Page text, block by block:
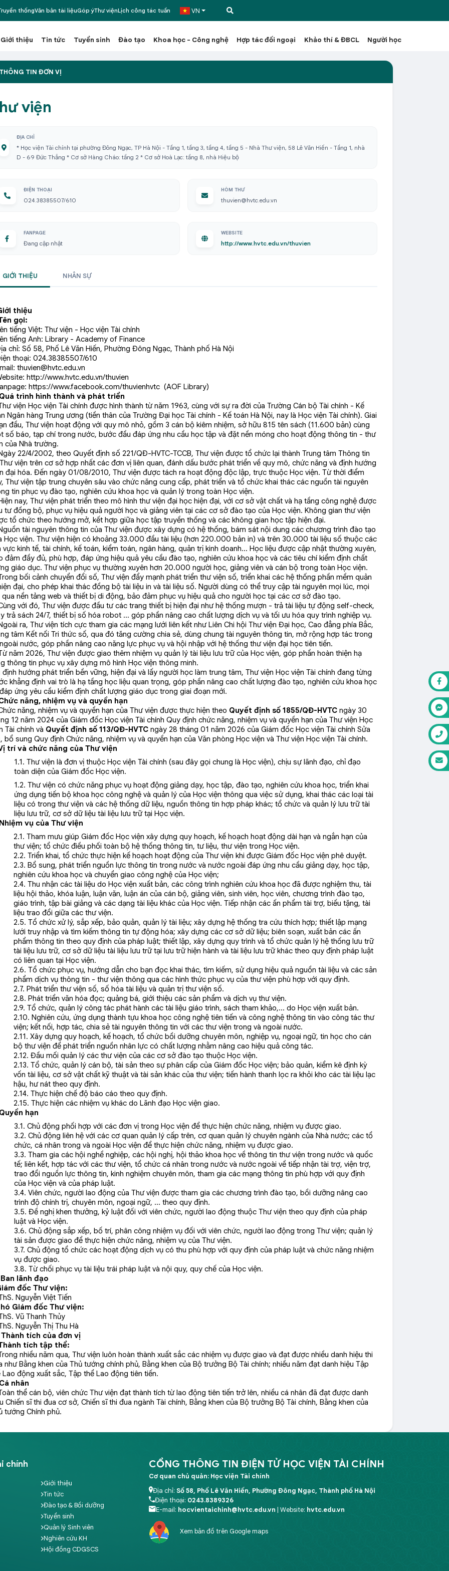
thốngVăn bản tài liệuGóp ýThư việnLịch công tác tuần VN
Giới thiệu Tin tức Tuyển sinh Đào tạo Khoa học - Công nghệ Hợp tác đối ngoại Khảo thí & ĐBCL Người học
TIN ĐƠN VỊ
viện
ĐỊA CHỈ
* Học viện Tài chính tại phường Đông Ngạc, TP Hà Nội - Tầng 1, tầng 3, tầng 4, tầng 5 - Nhà Thư viện, 58 Lê Văn Hiến - Tầng 1, nhà
D - 69 Đức Thắng * Cơ sở Hàng Cháo: tầng 2 * Cơ sở Hoà Lạc: tầng 8, nhà Hiệu bộ
ĐIỆN THOẠI
024.38385507/610
HÒM THƯ
thuvien@hvtc.edu.vn
FANPAGE
Đang cập nhật
WEBSITE
http://www.hvtc.edu.vn/thuvien
GIỚI THIỆU NHÂN SỰ
thiệu
gọi:
tiếng Việt: Thư viện - Học viện Tài chính
tiếng Anh: Library - Academy of Finance
chỉ: Số 58, Phố Lê Văn Hiến, Phường Đông Ngạc, Thành phố Hà Nội
thoại: 024.38385507/610
thuvien@hvtc.edu.vn
http://www.hvtc.edu.vn/thuvien
https://www.facebook.com/thuvienhvtc(AOF Library)
trình hình thành và phát triển
viện Học viện Tài chính được hình thành từ năm 1963, cùng với sự ra đời của Trường Cán bộ Tài chính - Kế
Ngân hàng Trung ương (tiền thân của Trường Đại học Tài chính - Kế toán Hà Nội, nay là Học viện Tài chính). Giai
đầu, Thư viện hoạt động với quy mô nhỏ, gồm 3 cán bộ kiêm nhiệm, sở hữu 815 tên sách (11.600 bản) cùng
số báo, tạp chí trong nước, bước đầu đáp ứng nhu cầu học tập và đặt nền móng cho hoạt động thông tin - thư
của Nhà trường.
22/4/2002, theo Quyết định số 221/QĐ-HVTC-TCCB, Thư viện được tổ chức lại thành Trung tâm Thông tin
viện trên cơ sở hợp nhất các đơn vị liên quan, đánh dấu bước phát triển về quy mô, chức năng và định hướng
đại hóa. Đến ngày 01/08/2010, Thư viện được tách ra hoạt động độc lập, trực thuộc Học viện. Từ thời điểm
Thư viện tập trung chuyên sâu vào chức năng cung cấp, phát triển và tổ chức khai thác các nguồn tài nguyên
tin phục vụ đào tạo, nghiên cứu khoa học và quản lý trong toàn Học viện.
nay, Thư viện phát triển theo mô hình thư viện đại học hiện đại, với cơ sở vật chất và hạ tầng công nghệ được
tư đồng bộ, phục vụ hiệu quả người học và giảng viên tại các cơ sở đào tạo của Học viện. Không gian thư viện
tổ chức theo hướng mở, kết hợp giữa học tập truyền thống và các không gian học tập hiện đại.
tài nguyên thông tin của Thư viện được xây dựng có hệ thống, bám sát nội dung các chương trình đào tạo
Học viện. Thư viện hiện có khoảng 33.000 đầu tài liệu (hơn 220.000 bản in) và trên 30.000 tài liệu số thuộc các
vực kinh tế, tài chính, kế toán, kiểm toán, ngân hàng, quản trị kinh doanh… Học liệu được cập nhật thường xuyên,
đảm đầy đủ, phù hợp, đáp ứng hiệu quả yêu cầu đào tạo, nghiên cứu khoa học và các tiêu chí kiểm định chất
giáo dục. Thư viện phục vụ thường xuyên hơn 20.000 người học, giảng viên và cán bộ trong toàn Học viện.
bối cảnh chuyển đổi số, Thư viện đẩy mạnh phát triển thư viện số, triển khai các hệ thống phần mềm quản
đại, cho phép khai thác đồng bộ tài liệu in và tài liệu số. Người dùng có thể truy cập tài nguyên mọi lúc, mọi
qua nền tảng web và thiết bị di động, bảo đảm phục vụ hiệu quả cho người học tại các cơ sở đào tạo.
với đó, Thư viện được đầu tư các trang thiết bị hiện đại như hệ thống mượn - trả tài liệu tự động self-check,
trả sách 24/7, thiết bị số hóa robot … góp phần nâng cao chất lượng dịch vụ và tối ưu hóa quy trình nghiệp vụ.
ra, Thư viện tích cực tham gia các mạng lưới liên kết như Liên Chi hội Thư viện Đại học, Cao đẳng phía Bắc,
tâm Kết nối Tri thức số, qua đó tăng cường chia sẻ, dùng chung tài nguyên thông tin, mở rộng hợp tác trong
nước, góp phần nâng cao năng lực phục vụ và hội nhập với hệ thống thư viện đại học tiên tiến.
2026, Thư viện được giao thêm nhiệm vụ quản lý tài liệu lưu trữ của Học viện, góp phần hoàn thiện hạ
thông tin phục vụ xây dựng mô hình Học viện thông minh.
định hướng phát triển bền vững, hiện đại và lấy người học làm trung tâm, Thư viện Học viện Tài chính đang từng
khẳng định vai trò là hạ tầng học liệu quan trọng, góp phần nâng cao chất lượng đào tạo, nghiên cứu khoa học
ứng yêu cầu kiểm định chất lượng giáo dục trong giai đoạn mới.
năng, nhiệm vụ và quyền hạn
năng, nhiệm vụ và quyền hạn của Thư viện được thực hiện theo Quyết định số 1855/QĐ-HVTCngày 30
12 năm 2024 của Giám đốc Học viện Tài chính Quy định chức năng, nhiệm vụ và quyền hạn của Thư viện Học
Tài chính và Quyết định số 113/QĐ-HVTCngày 28 tháng 01 năm 2026 của Giám đốc Học viện Tài chính Sửa
bổ sung Quy định Chức năng, nhiệm vụ và quyền hạn của Văn phòng Học viện và Thư viện Học viện Tài chính.
trí và chức năng của Thư viện
1.1. Thư viện là đơn vị thuộc Học viện Tài chính (sau đây gọi chung là Học viện), chịu sự lãnh đạo, chỉ đạo
toàn diện của Giám đốc Học viện.
1.2. Thư viện có chức năng phục vụ hoạt động giảng dạy, học tập, đào tạo, nghiên cứu khoa học, triển khai
ứng dụng tiến bộ khoa học công nghệ và quản lý của Học viện thông qua việc sử dụng, khai thác các loại tài
liệu có trong thư viện và các hệ thống dữ liệu, nguồn thông tin hợp pháp khác; tổ chức và quản lý lưu trữ tài
liệu lưu trữ, cơ sở dữ liệu tài liệu lưu trữ tại Học viện.
vụ của Thư viện
2.1. Tham mưu giúp Giám đốc Học viện xây dựng quy hoạch, kế hoạch hoạt động dài hạn và ngắn hạn của
thư viện; tổ chức điều phối toàn bộ hệ thống thông tin, tư liệu, thư viện trong Học viện.
2.2. Triển khai, tổ chức thực hiện kế hoạch hoạt động của Thư viện khi được Giám đốc Học viện phê duyệt.
2.3. Bổ sung, phát triển nguồn lực thông tin trong nước và nước ngoài đáp ứng nhu cầu giảng dạy, học tập,
nghiên cứu khoa học và chuyển giao công nghệ của Học viện;
2.4. Thu nhận các tài liệu do Học viện xuất bản, các công trình nghiên cứu khoa học đã được nghiệm thu, tài
liệu hội thảo, khóa luận, luận văn, luận án của cán bộ, giảng viên, sinh viên, học viên, chương trình đào tạo,
giáo trình, tập bài giảng và các dạng tài liệu khác của Học viện. Tiếp nhận các ấn phẩm tài trợ, biếu tặng, tài
liệu trao đổi giữa các thư viện.
2.5. Tổ chức xử lý, sắp xếp, bảo quản, quản lý tài liệu; xây dựng hệ thống tra cứu thích hợp; thiết lập mạng
lưới truy nhập và tìm kiếm thông tin tự động hóa; xây dựng các cơ sở dữ liệu; biên soạn, xuất bản các ấn
phẩm thông tin theo quy định của pháp luật; thiết lập, xây dựng quy trình và tổ chức quản lý hệ thống lưu trữ
tài liệu lưu trữ, cơ sở dữ liệu tài liệu lưu trữ tại lưu trữ hiện hành và tài liệu lưu trữ khác theo quy định pháp luật
có liên quan tại Học viện.
2.6. Tổ chức phục vụ, hướng dẫn cho bạn đọc khai thác, tìm kiếm, sử dụng hiệu quả nguồn tài liệu và các sản
phẩm dịch vụ thông tin - thư viện thông qua các hình thức phục vụ của thư viện phù hợp với quy định.
2.7. Phát triển thư viện số, số hóa tài liệu và quản trị thư viện số.
2.8. Phát triển văn hóa đọc; quảng bá, giới thiệu các sản phẩm và dịch vụ thư viện.
2.9. Tổ chức, quản lý công tác phát hành các tài liệu giáo trình, sách tham khảo,… do Học viện xuất bản.
2.10. Nghiên cứu, ứng dụng thành tựu khoa học công nghệ tiên tiến và công nghệ thông tin vào công tác thư
viện; kết nối, hợp tác, chia sẻ tài nguyên thông tin với các thư viện trong và ngoài nước.
2.11. Xây dựng quy hoạch, kế hoạch, tổ chức bồi dưỡng chuyên môn, nghiệp vụ, ngoại ngữ, tin học cho cán
bộ thư viện để phát triển nguồn nhân lực có chất lượng nhằm nâng cao hiệu quả công tác.
2.12. Đầu mối quản lý các thư viện của các cơ sở đào tạo thuộc Học viện.
2.13. Tổ chức, quản lý cán bộ, tài sản theo sự phân cấp của Giám đốc Học viện; bảo quản, kiểm kê định kỳ
vốn tài liệu, cơ sở vật chất kỹ thuật và tài sản khác của thư viện; tiến hành thanh lọc ra khỏi kho các tài liệu lạc
hậu, hư nát theo quy định.
2.14. Thực hiện chế độ báo cáo theo quy định.
2.15. Thực hiện các nhiệm vụ khác do Lãnh đạo Học viện giao.
hạn
3.1. Chủ động phối hợp với các đơn vị trong Học viện để thực hiện chức năng, nhiệm vụ được giao.
3.2. Chủ động liên hệ với các cơ quan quản lý cấp trên, cơ quan quản lý chuyên ngành của Nhà nước; các tổ
chức, cá nhân trong và ngoài Học viện để thực hiện chức năng, nhiệm vụ được giao.
3.3. Tham gia các hội nghề nghiệp, các hội nghị, hội thảo khoa học về thông tin thư viện trong nước và quốc
tế; liên kết, hợp tác với các thư viện, tổ chức cá nhân trong nước và nước ngoài về tiếp nhận tài trợ, viện trợ,
trao đổi nguồn lực thông tin, kinh nghiệm chuyên môn, tham gia các mạng thông tin phù hợp với quy định
của Học viện và của pháp luật.
3.4. Viên chức, người lao động của Thư viện được tham gia các chương trình đào tạo, bồi dưỡng nâng cao
trình độ chính trị, chuyên môn, ngoại ngữ, … theo quy định.
3.5. Đề nghị khen thưởng, kỷ luật đối với viên chức, người lao động thuộc Thư viện theo quy định của pháp
luật và Học viện.
3.6. Chủ động sắp xếp, bố trí, phân công nhiệm vụ đối với viên chức, người lao động trong Thư viện; quản lý
tài sản được giao để thực hiện chức năng, nhiệm vụ của Thư viện.
3.7. Chủ động tổ chức các hoạt động dịch vụ có thu phù hợp với quy định của pháp luật và chức năng nhiệm
vụ được giao.
3.8. Từ chối phục vụ tài liệu trái pháp luật và nội quy, quy chế của Học viện.
lãnh đạo
đốc Thư viện:
Nguyễn Việt Tiến
Giám đốc Thư viện:
Vũ Thanh Thủy
Nguyễn Thị Thu Hà
Thành tích của đơn vị
tích tập thể:
nhiều năm qua, Thư viện luôn hoàn thành xuất sắc các nhiệm vụ được giao và đạt được nhiều danh hiệu thi
như Bằng khen của Thủ tướng chính phủ, Bằng khen của Bộ trưởng Bộ Tài chính; nhiều năm đạt danh hiệu Tập
Lao động xuất sắc, Tập thể Lao động tiên tiến.
nhân
thể cán bộ, viên chức Thư viện đạt thành tích từ lao động tiên tiến trở lên, nhiều cá nhân đã đạt được danh
Chiến sĩ thi đua cơ sở, Chiến sĩ thi đua ngành Tài chính, Bằng khen của Bộ trưởng Bộ Tài chính, Bằng khen của
tướng Chính phủ.
chính
Giới thiệu
Tin tức
Đào tạo & Bồi dưỡng
Tuyển sinh
Quản lý Sinh viên
Nghiên cứu KH
Hội đồng CDGSCS
CỔNG THÔNG TIN ĐIỆN TỬ HỌC VIỆN TÀI CHÍNH
Cơ quan chủ quản: Học viện Tài chính
Địa chỉ:Số 58, Phố Lê Văn Hiến, Phường Đông Ngạc, Thành phố Hà Nội
Điện thoại: 0243.8389326
E-mail: hocvientaichinh@hvtc.edu.vn | Website: hvtc.edu.vn
Xem bản đồ trên Google maps